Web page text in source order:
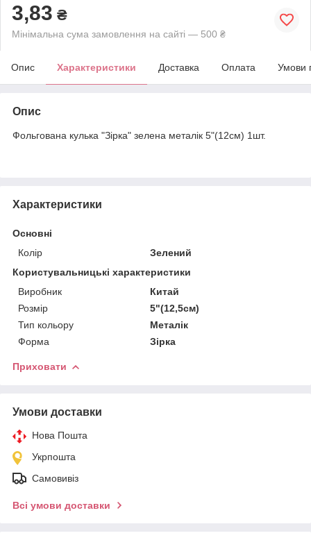
3,83 ₴
Мінімальна сума замовлення на сайті — 500 ₴
Опис Характеристики Доставка Оплата Умови
Опис
Фольгована кулька "Зірка" зелена металік 5"(12см) 1шт.
Характеристики
Основні
Колір
Зелений
Користувальницькі характеристики
Виробник
Китай
Розмір
5"(12,5см)
Тип кольору
Металік
Форма
Зірка
Приховати
Умови доставки
Нова Пошта
Укрпошта
Самовивіз
Всі умови доставки